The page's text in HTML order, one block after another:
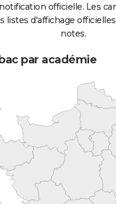
officielle. Les
listes d'affichage
notes.
par académie